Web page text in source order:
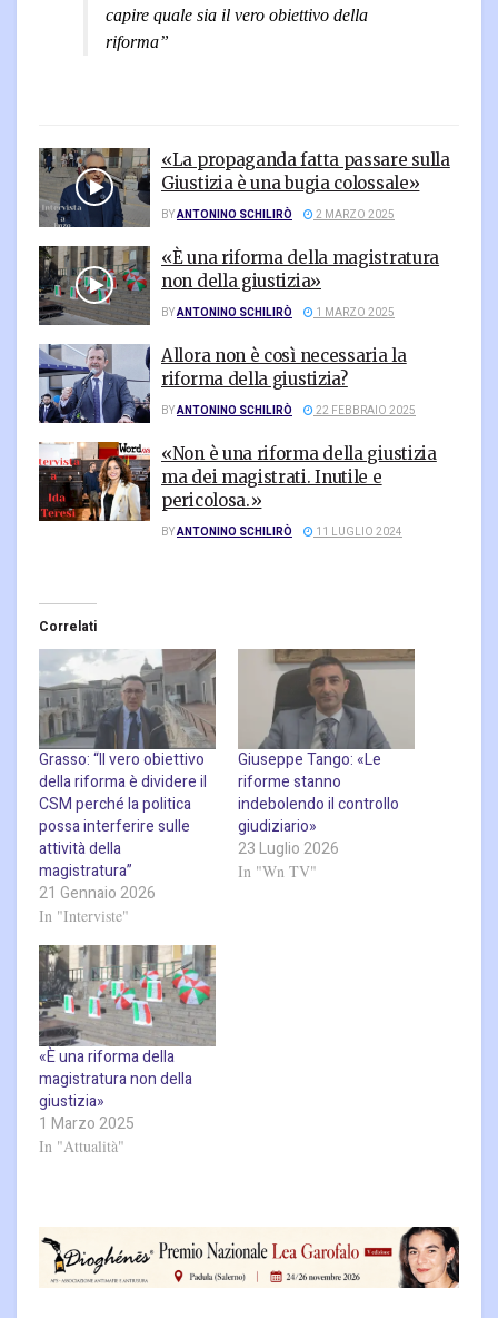
capire quale sia il vero obiettivo della
riforma”
«La propaganda fatta passare sulla
Giustizia è una bugia colossale»
BYANTONINO SCHILIRÒ 2 MARZO 2025
«È una riforma della magistratura
non della giustizia»
BYANTONINO SCHILIRÒ 1 MARZO 2025
Allora non è così necessaria la
riforma della giustizia?
BYANTONINO SCHILIRÒ 22 FEBBRAIO 2025
«Non è una riforma della giustizia
ma dei magistrati. Inutile e
pericolosa.»
BYANTONINO SCHILIRÒ 11 LUGLIO 2024
Correlati
Grasso: “Il vero obiettivo
della riforma è dividere il
CSM perché la politica
possa interferire sulle
attività della
magistratura”
21 Gennaio 2026
In "Interviste"
Giuseppe Tango: «Le
riforme stanno
indebolendo il controllo
giudiziario»
23 Luglio 2026
In "Wn TV"
«È una riforma della
magistratura non della
giustizia»
1 Marzo 2025
In "Attualità"